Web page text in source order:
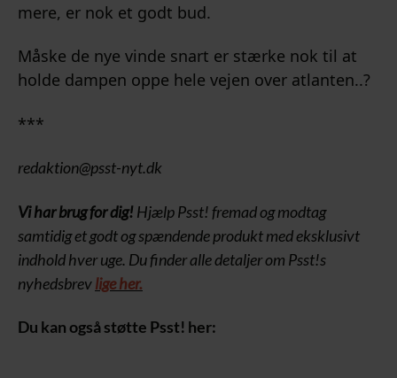
mere, er nok et godt bud.
Måske de nye vinde snart er stærke nok til at
holde dampen oppe hele vejen over atlanten..?
***
redaktion@psst-nyt.dk
Vi har brug for dig! Hjælp Psst! fremad og modtag
samtidig et godt og spændende produkt med eksklusivt
indhold hver uge. Du finder alle detaljer om Psst!s
nyhedsbrevlige her.
Du kan også støtte Psst! her: